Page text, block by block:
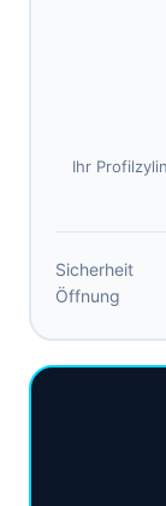
Ihr
Sicherheit
Öffnung